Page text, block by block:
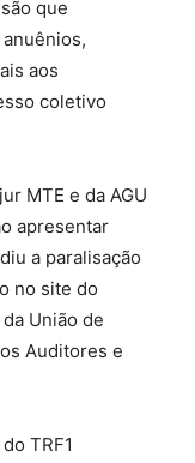
que
aos
coletivo
MTE e da AGU
apresentar
a paralisação
no site do
União de
Auditores e
TRF1